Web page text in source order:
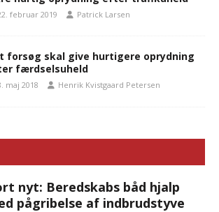
februar 2019 Patrick Larsen
forsøg skal give hurtigere oprydning
færdselsuheld
maj 2018 Henrik Kvistgaard Petersen
nyt: Beredskabs båd hjalp
pågribelse af indbrudstyve